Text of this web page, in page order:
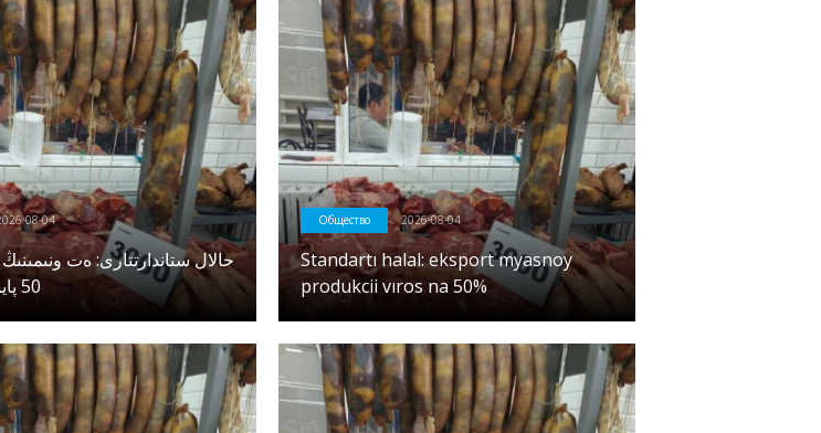
08-04
حالال ستاندارتتارى: ەت
50 پايىزعا وستى
Общество 2026-08-04
Standartı halal: eksport myasnoy
produkcii vıros na 50%